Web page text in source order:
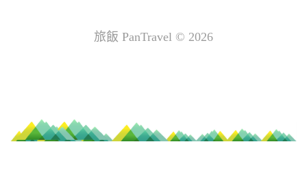
旅飯 PanTravel © 2026